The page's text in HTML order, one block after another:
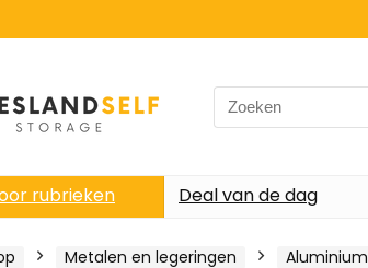
Search
for:
rubrieken Deal van de dag
Metalen en legeringen Aluminium